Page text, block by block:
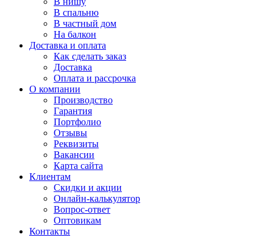
В спальню
В частный дом
На балкон
Доставка и оплата
Как сделать заказ
Доставка
Оплата и рассрочка
О компании
Производство
Гарантия
Портфолио
Отзывы
Реквизиты
Вакансии
Карта сайта
Клиентам
Скидки и акции
Онлайн-калькулятор
Вопрос-ответ
Оптовикам
Контакты